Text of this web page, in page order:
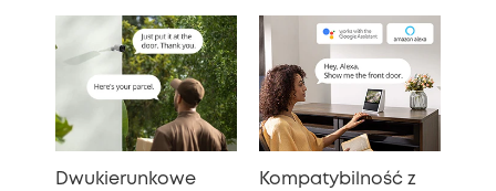
Dwukierunkowe
Kompatybilność z